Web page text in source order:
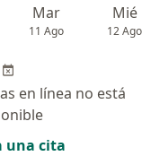
Mar
11 Ago
Mié
12 Ago
en línea no está
una cita